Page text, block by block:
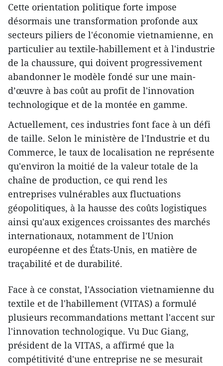
Cette orientation politique forte impose
désormais une transformation profonde aux
secteurs piliers de l'économie vietnamienne, en
particulier au textile-habillement et à l'industrie
de la chaussure, qui doivent progressivement
abandonner le modèle fondé sur une main-
d’œuvre à bas coût au profit de l'innovation
technologique et de la montée en gamme.
Actuellement, ces industries font face à un défi
de taille. Selon le ministère de l'Industrie et du
Commerce, le taux de localisation ne représente
qu'environ la moitié de la valeur totale de la
chaîne de production, ce qui rend les
entreprises vulnérables aux fluctuations
géopolitiques, à la hausse des coûts logistiques
ainsi qu'aux exigences croissantes des marchés
internationaux, notamment de l'Union
européenne et des États-Unis, en matière de
traçabilité et de durabilité.
Face à ce constat, l'Association vietnamienne du
textile et de l'habillement (VITAS) a formulé
plusieurs recommandations mettant l'accent sur
l'innovation technologique. Vu Duc Giang,
président de la VITAS, a affirmé que la
compétitivité d'une entreprise ne se mesurait